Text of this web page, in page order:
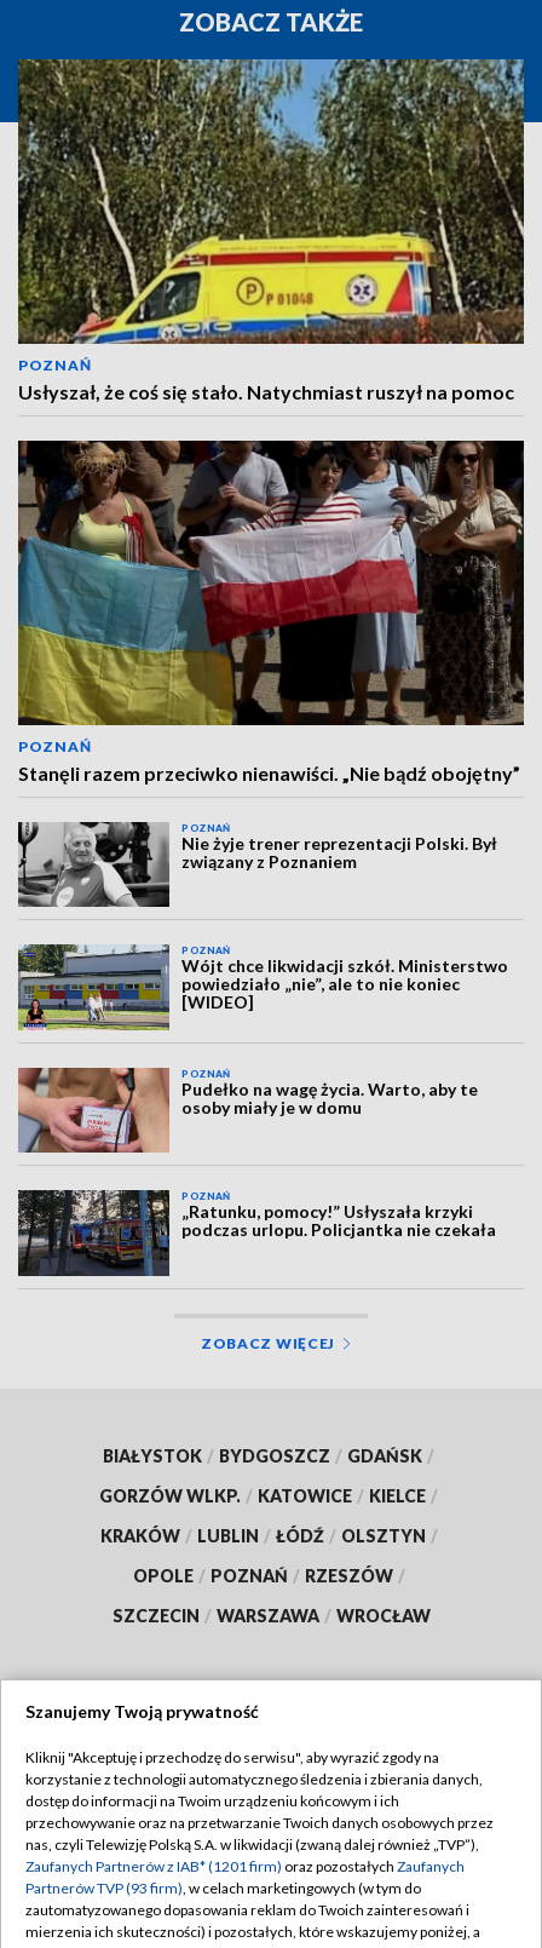
ZOBACZ TAKŻE
POZNAŃ
Usłyszał, że coś się stało. Natychmiast ruszył na pomoc
POZNAŃ
Stanęli razem przeciwko nienawiści. „Nie bądź obojętny”
POZNAŃ
Nie żyje trener reprezentacji Polski. Był
związany z Poznaniem
POZNAŃ
Wójt chce likwidacji szkół. Ministerstwo
powiedziało „nie”, ale to nie koniec
[WIDEO]
POZNAŃ
Pudełko na wagę życia. Warto, aby te
osoby miały je w domu
POZNAŃ
„Ratunku, pomocy!” Usłyszała krzyki
podczas urlopu. Policjantka nie czekała
ZOBACZ WIĘCEJ
BIAŁYSTOK / BYDGOSZCZ / GDAŃSK /
GORZÓW WLKP. / KATOWICE / KIELCE /
KRAKÓW / LUBLIN / ŁÓDŹ / OLSZTYN /
OPOLE / POZNAŃ / RZESZÓW /
SZCZECIN / WARSZAWA / WROCŁAW
TVP
Abonament TVP
Emisja w TVP
Centrum informacji TVP
Naziemna Telewizja Cyfrowa
Regulamin TVP
Polityka prywatności
Moje zgody
Szanujemy Twoją prywatność
Kliknij "Akceptuję i przechodzę do serwisu", aby wyrazić zgody na
korzystanie z technologii automatycznego śledzenia i zbierania danych,
dostęp do informacji na Twoim urządzeniu końcowym i ich
przechowywanie oraz na przetwarzanie Twoich danych osobowych przez
nas, czyli Telewizję Polską S.A. w likwidacji (zwaną dalej również „TVP”),
Zaufanych Partnerów z IAB* (1201 firm) oraz pozostałych Zaufanych
Partnerów TVP (93 firm), w celach marketingowych (w tym do
zautomatyzowanego dopasowania reklam do Twoich zainteresowań i
mierzenia ich skuteczności) i pozostałych, które wskazujemy poniżej, a